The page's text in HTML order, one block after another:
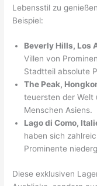
Lebensstil zu
Beispiel:
Beverly Hills, Los
Villen von
Stadtteil absolute
The Peak,
teuersten der Welt
Menschen Asiens.
Lago di Como,
haben sich
Prominente
Diese exklusiven